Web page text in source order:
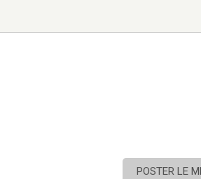
POSTER LE